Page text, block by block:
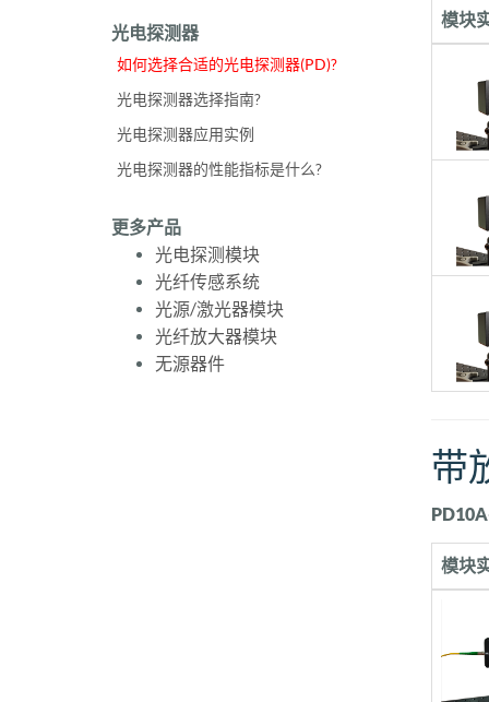
光电探测器
如何选择合适的光电探测器(PD)?
光电探测器选择指南?
光电探测器应用实例
光电探测器的性能指标是什么?
更多产品
光电探测模块
光纤传感系统
光源/激光器模块
光纤放大器模块
无源器件
模块
带
模块